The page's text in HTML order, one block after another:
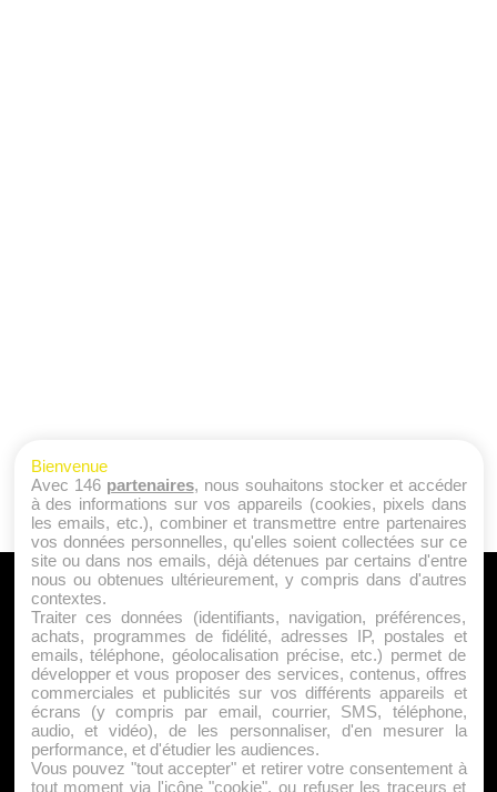
A PROPOS
Qui sommes nous ?
Mentions Légales
Publicité
Politique de Cookies
Contact
Bienvenue
Avec 146 partenaires, nous souhaitons stocker et accéder
à des informations sur vos appareils (cookies, pixels dans
les emails, etc.), combiner et transmettre entre partenaires
vos données personnelles, qu'elles soient collectées sur ce
site ou dans nos emails, déjà détenues par certains d'entre
nous ou obtenues ultérieurement, y compris dans d'autres
contextes.
Traiter ces données (identifiants, navigation, préférences,
achats, programmes de fidélité, adresses IP, postales et
emails, téléphone, géolocalisation précise, etc.) permet de
développer et vous proposer des services, contenus, offres
commerciales et publicités sur vos différents appareils et
écrans (y compris par email, courrier, SMS, téléphone,
audio, et vidéo), de les personnaliser, d'en mesurer la
performance, et d'étudier les audiences.
Vous pouvez "tout accepter" et retirer votre consentement à
tout moment via l'icône "cookie", ou refuser les traceurs et